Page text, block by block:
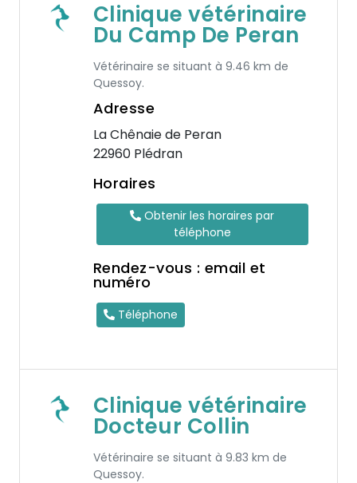
Clinique vétérinaire
Du Camp De Peran
Vétérinaire se situant à 9.46 km de
Quessoy.
Adresse
La Chênaie de Peran
22960 Plédran
Horaires
Obtenir les horaires par
téléphone
Rendez-vous : email et
numéro
Téléphone
Clinique vétérinaire
Docteur Collin
Vétérinaire se situant à 9.83 km de
Quessoy.